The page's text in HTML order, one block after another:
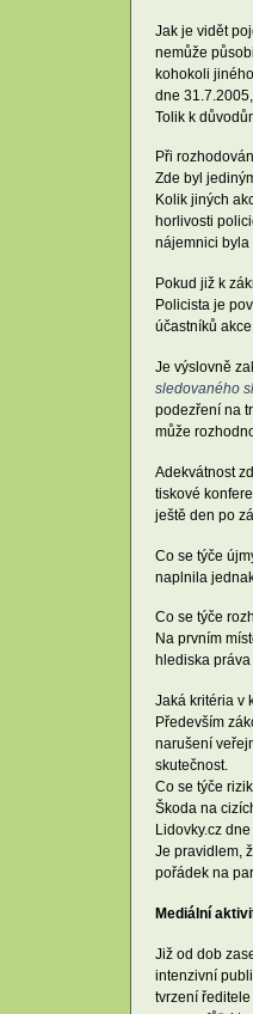
Jak je vidět
nemůže
kohokoli
dne
Tolik k
Při
Zde byl
Kolik jiných
horlivosti
nájemnici byla
Pokud již k
Policista je
účastníků
Je výslovně
sledovaného
podezření na
může
Adekvátnost
tiskové
ještě den po
Co se týče
naplnila
Co se týče
Na prvním
hlediska
Jaká kritéria v
Především
narušení
skutečnost.
Co se týče
Škoda na
Lidovky.cz
Je pravidlem,
pořádek na
Mediální
Již od dob
intenzivní
tvrzení